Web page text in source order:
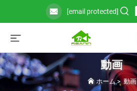
[email protected]
動画
ホーム>動画